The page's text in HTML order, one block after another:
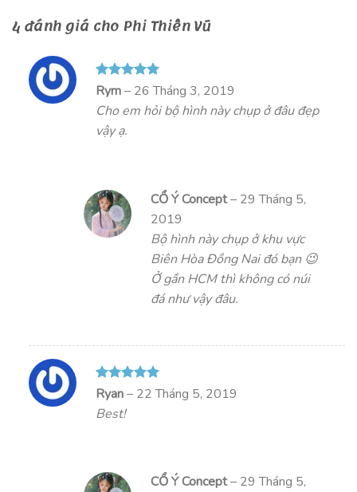
4 đánh giá cho Phi Thiên Vũ
Được xếp
hạng
sao
Rym– 26 Tháng 3, 2019
Cho em hỏi bộ hình này chụp ở đâu đẹp
vậy ạ.
CỔ Ý Concept– 29 Tháng 5,
2019
Bộ hình này chụp ở khu vực
Biên Hòa Đồng Nai đó bạn 😉
Ở gần HCM thì không có núi
đá như vậy đâu.
Được xếp
hạng
sao
Ryan– 22 Tháng 5, 2019
Best!
CỔ Ý Concept– 29 Tháng 5,